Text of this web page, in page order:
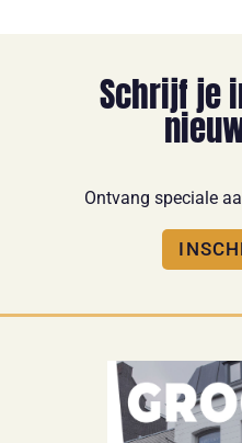
Schrijf je
Ontvang speciale